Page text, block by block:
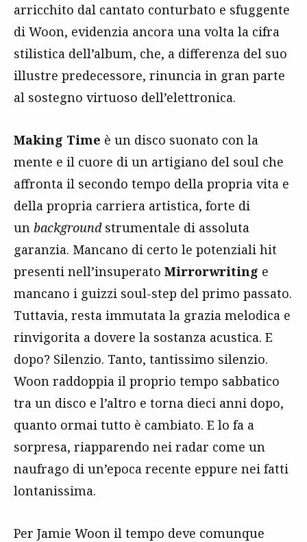
arricchito dal cantato conturbato e sfuggente
di Woon, evidenzia ancora una volta la cifra
stilistica dell’album, che, a differenza del suo
illustre predecessore, rinuncia in gran parte
al sostegno virtuoso dell’elettronica.
Making Time è un disco suonato con la
mente e il cuore di un artigiano del soul che
affronta il secondo tempo della propria vita e
della propria carriera artistica, forte di
un backgroundstrumentale di assoluta
garanzia. Mancano di certo le potenziali hit
presenti nell’insuperato Mirrorwriting e
mancano i guizzi soul-step del primo passato.
Tuttavia, resta immutata la grazia melodica e
rinvigorita a dovere la sostanza acustica. E
dopo? Silenzio. Tanto, tantissimo silenzio.
Woon raddoppia il proprio tempo sabbatico
tra un disco e l’altro e torna dieci anni dopo,
quanto ormai tutto è cambiato. E lo fa a
sorpresa, riapparendo nei radar come un
naufrago di un’epoca recente eppure nei fatti
lontanissima.
Per Jamie Woon il tempo deve comunque